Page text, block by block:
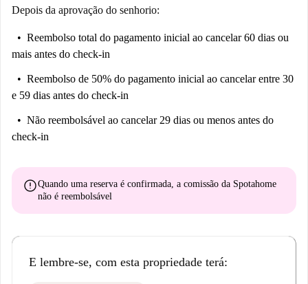
Depois da aprovação do senhorio:
Reembolso total do pagamento inicial ao cancelar 60 dias ou
mais antes do check-in
Reembolso de 50% do pagamento inicial ao cancelar entre 30
e 59 dias antes do check-in
Não reembolsável ao cancelar 29 dias ou menos antes do
check-in
errorQuando uma reserva é confirmada, a comissão da Spotahome
não é reembolsável
E lembre-se, com esta propriedade terá: